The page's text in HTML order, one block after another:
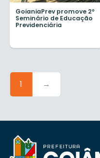
GoianiaPrev promove 2º
Seminário de Educação
Previdenciária
1 →